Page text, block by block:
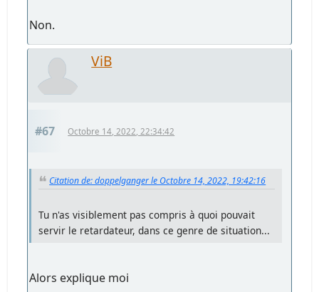
Non.
ViB
#67 Octobre 14, 2022, 22:34:42
Citation de: doppelganger le Octobre 14, 2022, 19:42:16
Tu n'as visiblement pas compris à quoi pouvait
servir le retardateur, dans ce genre de situation...
Alors explique moi